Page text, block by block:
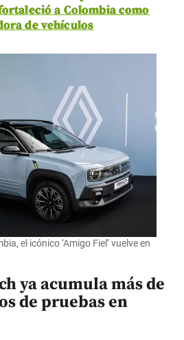
a Colombia como
de vehículos
el icónico ‘Amigo Fiel’ vuelve en
ya acumula más de
de pruebas en